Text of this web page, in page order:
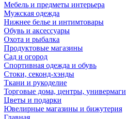
Мебель и предметы интерьера
Мужская одежда
Нижнее белье и интимтовары
Обувь и аксессуары
Охота и рыбалка
Продуктовые магазины
Сад и огород
Спортивная одежда и обувь
Стоки, секонд-хэнды
Ткани и рукоделие
Торговые дома, центры, универмаги
Цветы и подарки
Ювелирные магазины и бижутерия
Главная